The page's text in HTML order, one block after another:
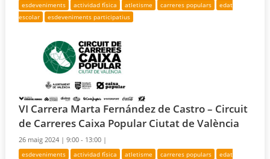
esdeveniments actividad física atletisme carreres populars
edat
escolar
esdeveniments participatius
VI Carrera Marta Fernández de Castro – Circuit
de Carreres Caixa Popular Ciutat de València
26 maig 2024 |9:00 - 13:00 |
esdeveniments actividad física atletisme carreres populars
edat